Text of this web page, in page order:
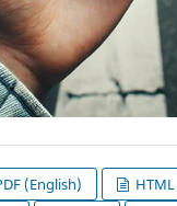
(English)
HTML